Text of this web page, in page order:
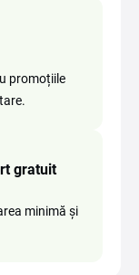
promoțiile
gratuit
minimă și